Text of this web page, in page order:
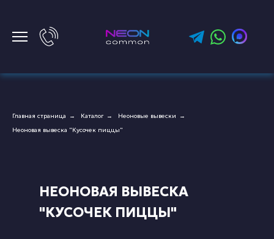
Главная страница → Каталог → Неоновые вывески →
Неоновая вывеска "Кусочек пиццы"
НЕОНОВАЯ ВЫВЕСКА
"КУСОЧЕК ПИЦЦЫ"